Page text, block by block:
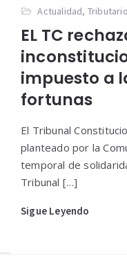
Actualidad, Tributario
EL TC
impuesto a
fortunas
El Tribunal
planteado por la
temporal de
Tribunal […]
Sigue Leyendo